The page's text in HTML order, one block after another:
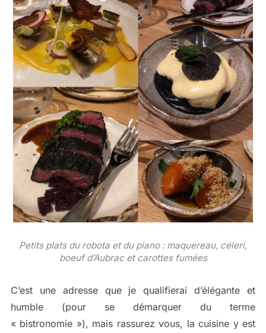
Petits plats du robota et du piano : maquereau, céleri,
boeuf d’Aubrac et carottes fumées
C’est une adresse que je qualifierai d’élégante et
humble (pour se démarquer du terme
« bistronomie »), mais rassurez vous, la cuisine y est